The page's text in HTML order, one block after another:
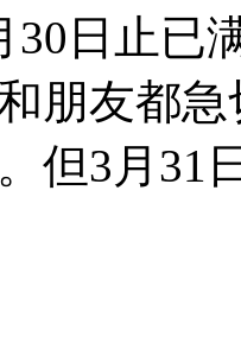
30日止已
朋友都
但3月31